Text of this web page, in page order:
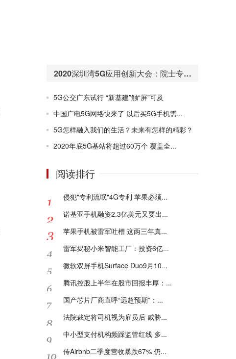
2020深圳湾5G应用创新大会：院士专家云端共探5G新应用新生态
5G公交广东试行 “新基建”触“屏”可及
中国广电5G网络快来了 以后买5G手机需...
5G怎样融入我们的生活？未来有怎样的精彩？
2020年底5G基站将超过60万个 覆盖全...
阅读排行
侵犯"专利流氓"4G专利 苹果必须...
诺基亚手机融资2.3亿美元又要出...
苹果手机被雷军吐槽 这两三年真...
雷军揭秘小米智能工厂：投资6亿...
微软双屏手机Surface Duo9月10...
腾讯控股上半年在股市回报丰厚：...
国产芯片厂商直呼“远超预期”：...
法院裁定将司机视为雇员后 威胁...
中小型支付机构频踩监管红线 多...
传Airbnb二季度营收暴跌67% 仍...